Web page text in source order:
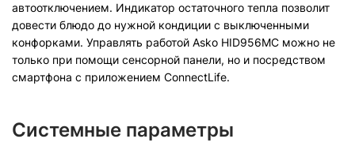
автоотключением. Индикатор остаточного тепла позволит
довести блюдо до нужной кондиции с выключенными
конфорками. Управлять работой Asko HID956MC можно не
только при помощи сенсорной панели, но и посредством
смартфона с приложением ConnectLife.
Системные параметры